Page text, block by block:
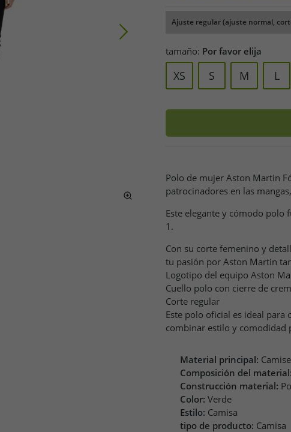
Ajuste regular (ajuste normal,
tamaño: Por favor elija
XS S M L
Polo de mujer Aston Martin
patrocinadores en las
Este elegante y cómodo polo
1.
Con su corte femenino y
tu pasión por Aston Martin
Logotipo del equipo Aston
Cuello polo con cierre de
Corte regular
Este polo oficial es ideal
combinar estilo y comodidad
Material principal:
Composición del material:
Construcción material:
Color: Verde
Estilo: Camisa
tipo de producto: Camisa